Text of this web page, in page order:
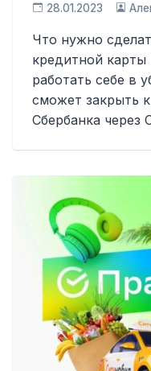
28.01.2023
Что нужно
кредитной карты
работать себе в
сможет закрыть
Сбербанка через